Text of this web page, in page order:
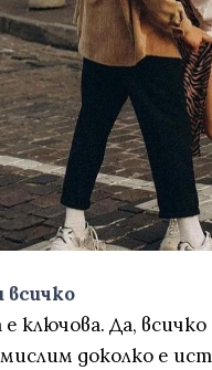
всичко
ключова. Да, всичко
доколко е